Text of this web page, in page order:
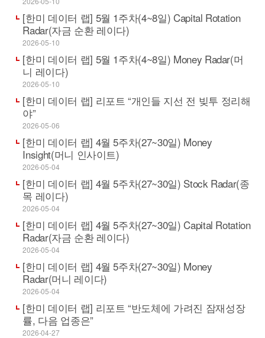
[한미 데이터 랩] 5월 1주차(4~8일) Capital Rotation
Radar(자금 순환 레이다)
2026-05-10
[한미 데이터 랩] 5월 1주차(4~8일) Money Radar(머
니 레이다)
2026-05-10
[한미 데이터 랩] 리포트 “개인들 지선 전 빚투 정리해
야”
2026-05-06
[한미 데이터 랩] 4월 5주차(27~30일) Money
Insight(머니 인사이트)
2026-05-04
[한미 데이터 랩] 4월 5주차(27~30일) Stock Radar(종
목 레이다)
2026-05-04
[한미 데이터 랩] 4월 5주차(27~30일) Capital Rotation
Radar(자금 순환 레이다)
2026-05-04
[한미 데이터 랩] 4월 5주차(27~30일) Money
Radar(머니 레이다)
2026-05-04
[한미 데이터 랩] 리포트 “반도체에 가려진 잠재성장
률, 다음 업종은”
2026-04-27